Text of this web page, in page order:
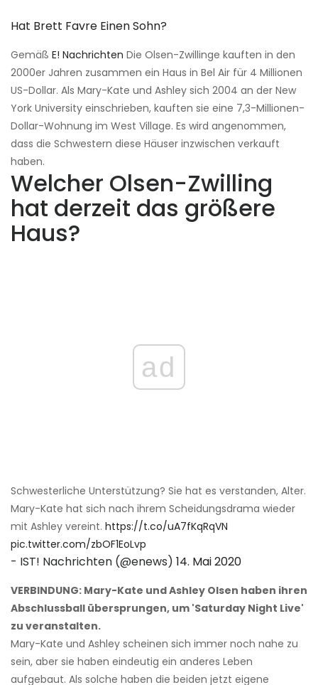
Hat Brett Favre Einen Sohn?
Gemäß E! Nachrichten Die Olsen-Zwillinge kauften in den
2000er Jahren zusammen ein Haus in Bel Air für 4 Millionen
US-Dollar. Als Mary-Kate und Ashley sich 2004 an der New
York University einschrieben, kauften sie eine 7,3-Millionen-
Dollar-Wohnung im West Village. Es wird angenommen,
dass die Schwestern diese Häuser inzwischen verkauft
haben.
Welcher Olsen-Zwilling
hat derzeit das größere
Haus?
ad
Schwesterliche Unterstützung? Sie hat es verstanden, Alter.
Mary-Kate hat sich nach ihrem Scheidungsdrama wieder
mit Ashley vereint. https://t.co/uA7fKqRqVN
pic.twitter.com/zbOF1EoLvp
- IST! Nachrichten (@enews) 14. Mai 2020
VERBINDUNG: Mary-Kate und Ashley Olsen haben ihren
Abschlussball übersprungen, um 'Saturday Night Live'
zu veranstalten.
Mary-Kate und Ashley scheinen sich immer noch nahe zu
sein, aber sie haben eindeutig ein anderes Leben
aufgebaut. Als solche haben die beiden jetzt eigene